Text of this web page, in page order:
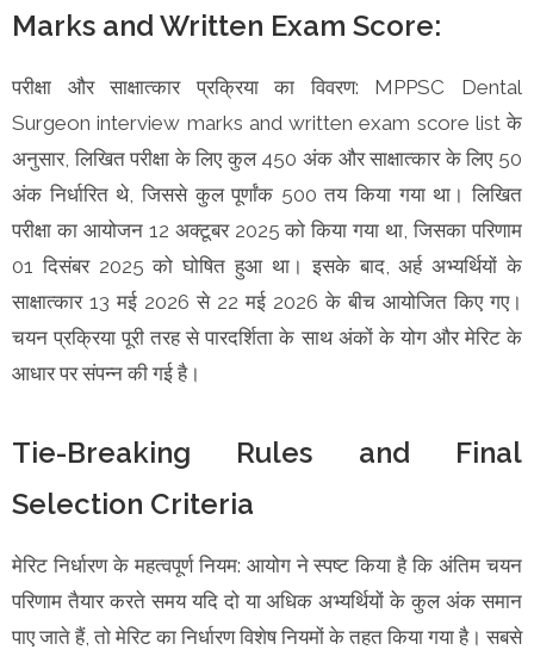
Marks and Written Exam Score:
परीक्षा और साक्षात्कार प्रक्रिया का विवरण: MPPSC Dental
Surgeon interview marks and written exam score list के
अनुसार, लिखित परीक्षा के लिए कुल 450 अंक और साक्षात्कार के लिए 50
अंक निर्धारित थे, जिससे कुल पूर्णांक 500 तय किया गया था। लिखित
परीक्षा का आयोजन 12 अक्टूबर 2025 को किया गया था, जिसका परिणाम
01 दिसंबर 2025 को घोषित हुआ था। इसके बाद, अर्ह अभ्यर्थियों के
साक्षात्कार 13 मई 2026 से 22 मई 2026 के बीच आयोजित किए गए।
चयन प्रक्रिया पूरी तरह से पारदर्शिता के साथ अंकों के योग और मेरिट के
आधार पर संपन्न की गई है।
Tie-Breaking Rules and Final
Selection Criteria
मेरिट निर्धारण के महत्वपूर्ण नियम: आयोग ने स्पष्ट किया है कि अंतिम चयन
परिणाम तैयार करते समय यदि दो या अधिक अभ्यर्थियों के कुल अंक समान
पाए जाते हैं, तो मेरिट का निर्धारण विशेष नियमों के तहत किया गया है। सबसे